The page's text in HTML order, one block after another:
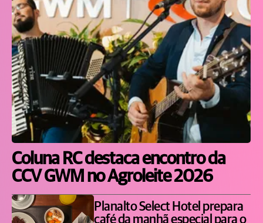
Coluna RC destaca encontro da
CCV GWM no Agroleite 2026
Planalto Select Hotel prepara
café da manhã especial para o